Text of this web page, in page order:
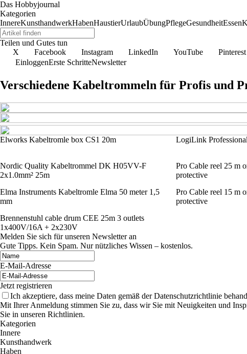
Das Hobbyjournal
Kategorien
InnereKunsthandwerkHabenHaustierUrlaubÜbungPflegeGesundheitEssen
Teilen und Gutes tun
X
Facebook Instagram LinkedIn YouTube Pinterest
EinloggenErste SchritteNewsletter
Verschiedene Kabeltrommeln für Profis und
Elworks Kabeltromle box CS1 20m LogiLink
Nordic Quality Kabeltrommel DK H05VV-F
2x1.0mm² 25m
Pro Cable reel 25 m
protective
Elma Instruments Kabeltromle Elma 50 meter 1,5
mm
Pro Cable reel 15 m
protective
Brennenstuhl cable drum CEE 25m 3 outlets
1x400V/16A + 2x230V
Melden Sie sich für unseren Newsletter an
Gute Tipps. Kein Spam. Nur nützliches Wissen – kostenlos.
E-Mail-Adresse
Jetzt registrieren
Ich akzeptiere, dass meine Daten gemäß der Datenschutzrichtlinie
Mit Ihrer Anmeldung stimmen Sie zu, dass wir Sie mit Neuigkeiten und
Sie in unseren Richtlinien.
Kategorien
Innere
Kunsthandwerk
Haben